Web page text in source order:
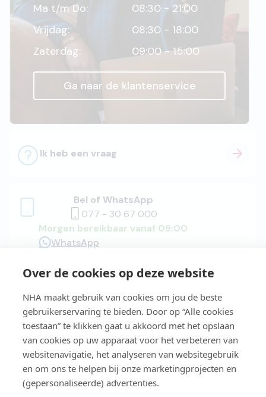
Over de cookies op deze website
NHA maakt gebruik van cookies om jou de beste
gebruikerservaring te bieden. Door op “Alle cookies
toestaan” te klikken gaat u akkoord met het opslaan
van cookies op uw apparaat voor het verbeteren van
websitenavigatie, het analyseren van websitegebruik
en om ons te helpen bij onze marketingprojecten en
(gepersonaliseerde) advertenties.
Ma t/m Do:
08:30 - 21:00
Vrijdag:
08:30 - 18:00
Zaterdag:
09:00 - 15:00
Ga naar de klantenservice
Ik heb een vraag
Bel of WhatsApp
077 - 30 67 000
Morgen bereikbaar vanaf 09:00
WhatsApp
Easy Learning®